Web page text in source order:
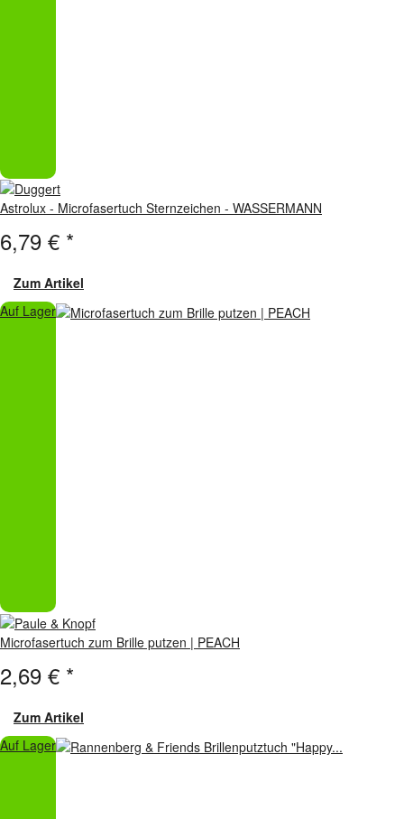
Astrolux - Microfasertuch Sternzeichen - WASSERMANN
6,79 € *
Zum Artikel
Auf Lager
Microfasertuch zum Brille putzen | PEACH
2,69 € *
Zum Artikel
Auf Lager